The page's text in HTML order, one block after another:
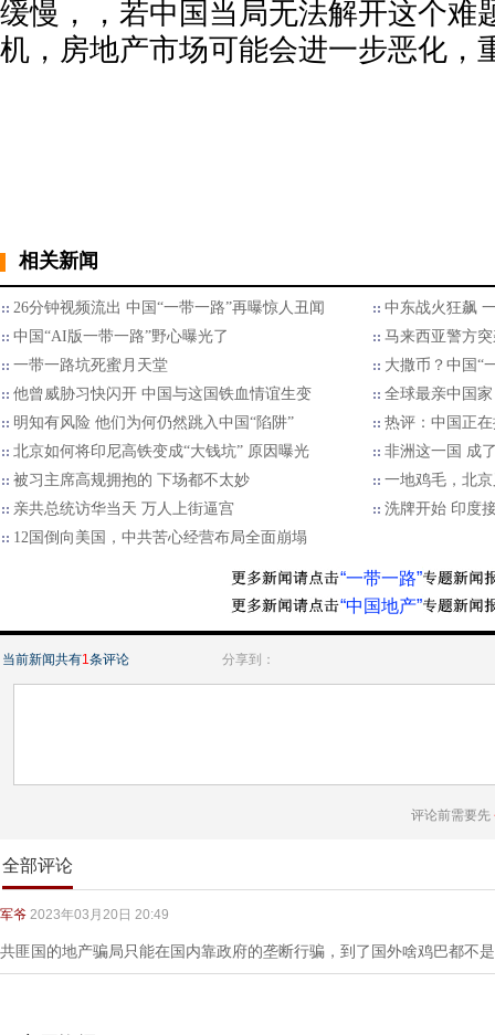
缓慢，，若中国当局无法解开这个难
机，房地产市场可能会进一步恶化，
相关新闻
26分钟视频流出 中国“一带一路”再曝惊人丑闻
中东战火狂飙
中国“AI版一带一路”野心曝光了
马来西亚警方
一带一路坑死蜜月天堂
大撒币？中国“
他曾威胁习快闪开 中国与这国铁血情谊生变
全球最亲中国
明知有风险 他们为何仍然跳入中国“陷阱”
热评：中国正
北京如何将印尼高铁变成“大钱坑” 原因曝光
非洲这一国 成
被习主席高规拥抱的 下场都不太妙
一地鸡毛，北
亲共总统访华当天 万人上街逼宫
洗牌开始 印度
12国倒向美国，中共苦心经营布局全面崩塌
“一带一路”
“中国地产”
当前新闻共有1条评论 分享到：
评论前需要先
全部评论
军爷 2023年03月20日 20:49
共匪国的地产骗局只能在国内靠政府的垄断行骗，到了国外啥鸡巴都不